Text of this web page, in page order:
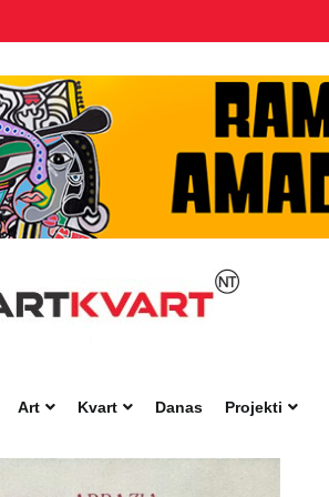
Art Kvart Danas Projekti